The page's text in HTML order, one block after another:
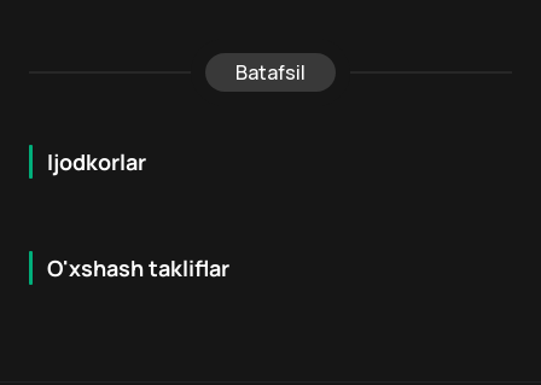
Batafsil
Ijodkorlar
O'xshash takliflar
18 + 6.2